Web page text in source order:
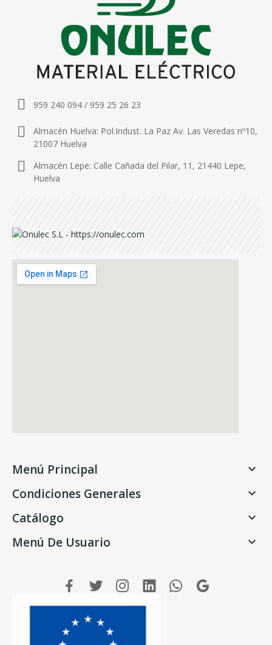
959 240 094 / 959 25 26 23
Almacén Huelva: Pol.Indust. La Paz Av. Las Veredas nº10,
21007 Huelva
Almacén Lepe: Calle Cañada del Pilar, 11, 21440 Lepe,
Huelva
Menú Principal 
Condiciones Generales 
Catálogo 
Menú De Usuario 